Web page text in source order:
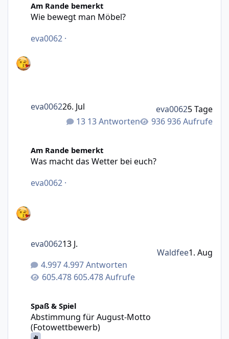
Am Rande bemerkt
Wie bewegt man Möbel?
eva0062 ·
13 Antworten 936 Aufrufe
eva006226. Jul eva00625 Tage
Am Rande bemerkt
Was macht das Wetter bei euch?
eva0062 ·
4.997 Antworten
605.478 Aufrufe
eva006213 J.
Waldfee1. Aug
Spaß & Spiel
Abstimmung für August-Motto
(Fotowettbewerb)